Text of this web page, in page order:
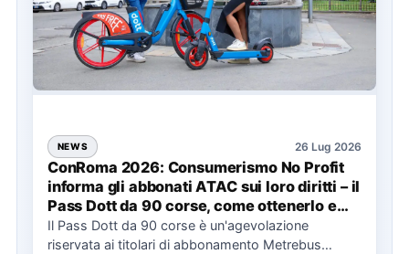
NEWS 26 Lug 2026
ConRoma 2026: Consumerismo No Profit
informa gli abbonati ATAC sui loro diritti – il
Pass Dott da 90 corse, come ottenerlo e
cosa spetta in caso di disservizi
Il Pass Dott da 90 corse è un'agevolazione
riservata ai titolari di abbonamento Metrebus